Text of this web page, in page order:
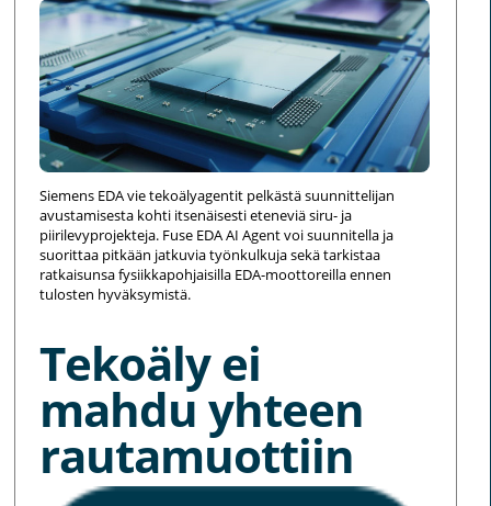
Siemens EDA vie tekoälyagentit pelkästä suunnittelijan
avustamisesta kohti itsenäisesti eteneviä siru- ja
piirilevyprojekteja. Fuse EDA AI Agent voi suunnitella ja
suorittaa pitkään jatkuvia työnkulkuja sekä tarkistaa
ratkaisunsa fysiikkapohjaisilla EDA-moottoreilla ennen
tulosten hyväksymistä.
Tekoäly ei
mahdu yhteen
rautamuottiin